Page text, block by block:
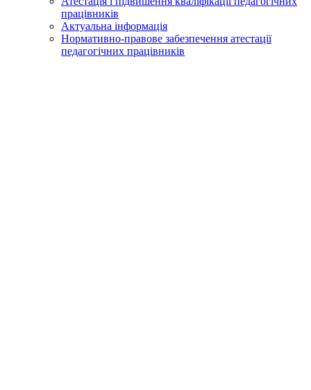
працівників
Актуальна інформація
Нормативно-правове забезпечення атестації
педагогічних працівників